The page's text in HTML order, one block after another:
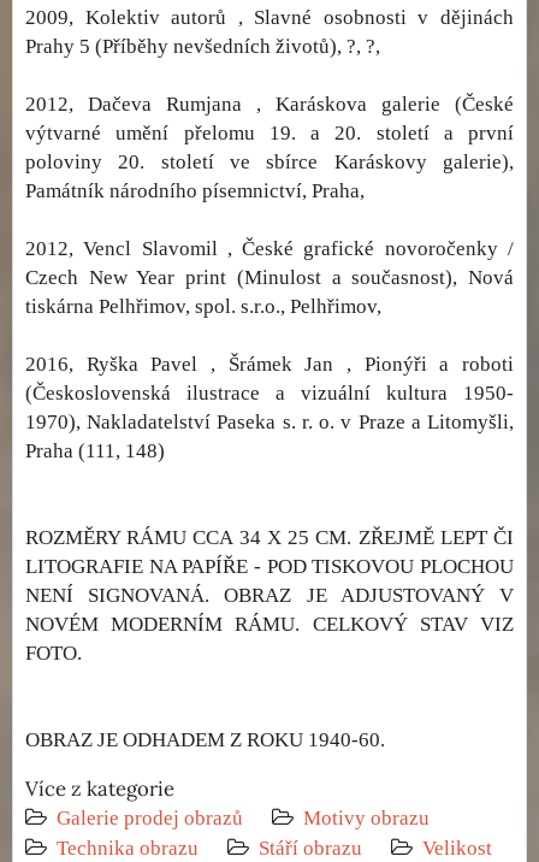
2009, Kolektiv autorů , Slavné osobnosti v dějinách
Prahy 5 (Příběhy nevšedních životů), ?, ?,
2012, Dačeva Rumjana , Karáskova galerie (České
výtvarné umění přelomu 19. a 20. století a první
poloviny 20. století ve sbírce Karáskovy galerie),
Památník národního písemnictví, Praha,
2012, Vencl Slavomil , České grafické novoročenky /
Czech New Year print (Minulost a současnost), Nová
tiskárna Pelhřimov, spol. s.r.o., Pelhřimov,
2016, Ryška Pavel , Šrámek Jan , Pionýři a roboti
(Československá ilustrace a vizuální kultura 1950-
1970), Nakladatelství Paseka s. r. o. v Praze a Litomyšli,
Praha (111, 148)
ROZMĚRY RÁMU CCA 34 X 25 CM. ZŘEJMĚ LEPT ČI
LITOGRAFIE NA PAPÍŘE - POD TISKOVOU PLOCHOU
NENÍ SIGNOVANÁ. OBRAZ JE ADJUSTOVANÝ V
NOVÉM MODERNÍM RÁMU. CELKOVÝ STAV VIZ
FOTO.
OBRAZ JE ODHADEM Z ROKU 1940-60.
Více z kategorie
Galerie prodej obrazů
Motivy obrazu
Technika obrazu
Stáří obrazu
Velikost